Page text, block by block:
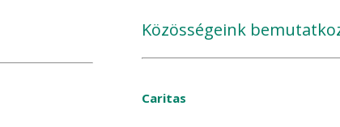
Közösségeink
Caritas